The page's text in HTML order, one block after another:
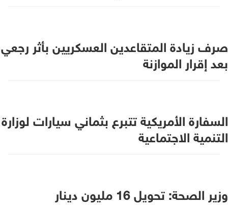
صرف زيادة المتقاعدين العسكريين بأثر رجعي
بعد إقرار الموازنة
السفارة الأمريكية تتبرع بثماني سيارات لوزارة
التنمية الاجتماعية
وزير الصحة: تحويل 16 مليون دينار